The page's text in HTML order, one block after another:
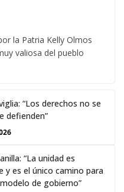
la Patria Kelly Olmos
valiosa del pueblo
“Los derechos no se
defienden”
“La unidad es
y es el único camino para
de gobierno”